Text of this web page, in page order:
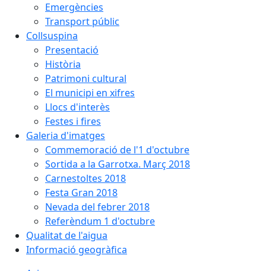
Emergències
Transport públic
Collsuspina
Presentació
Història
Patrimoni cultural
El municipi en xifres
Llocs d'interès
Festes i fires
Galeria d'imatges
Commemoració de l'1 d'octubre
Sortida a la Garrotxa. Març 2018
Carnestoltes 2018
Festa Gran 2018
Nevada del febrer 2018
Referèndum 1 d'octubre
Qualitat de l'aigua
Informació geogràfica